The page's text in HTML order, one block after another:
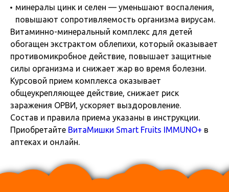
минералы цинк и селен — уменьшают воспаления,
повышают сопротивляемость организма вирусам.
Витаминно-минеральный комплекс для детей
обогащен экстрактом облепихи, который оказывает
противомикробное действие, повышает защитные
силы организма и снижает жар во время болезни.
Курсовой прием комплекса оказывает
общеукрепляющее действие, снижает риск
заражения ОРВИ, ускоряет выздоровление.
Состав и правила приема указаны в инструкции.
Приобретайте ВитаМишки Smart Fruits IMMUNO+ в
аптеках и онлайн.